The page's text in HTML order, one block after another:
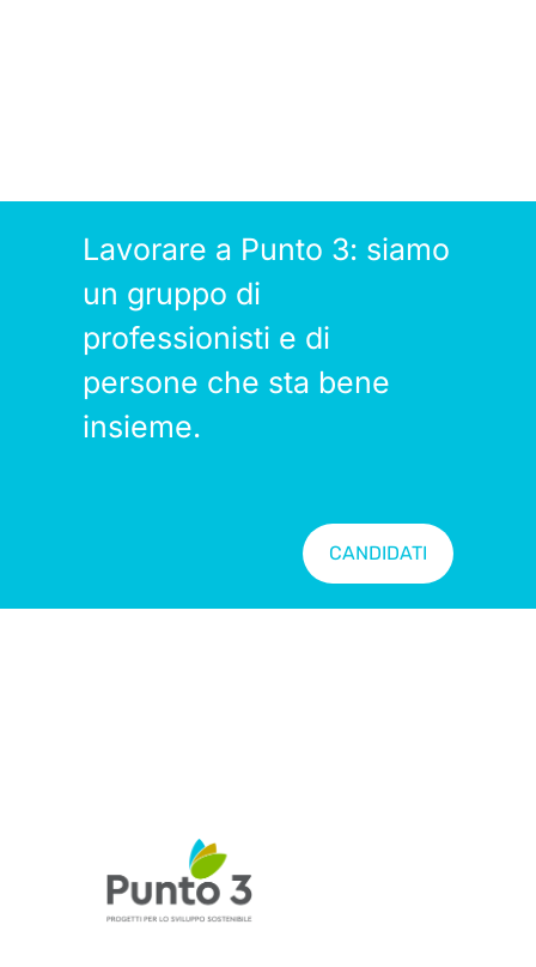
Lavorare a Punto 3: siamo
un gruppo di
professionisti e di
persone che sta bene
insieme.
CANDIDATI